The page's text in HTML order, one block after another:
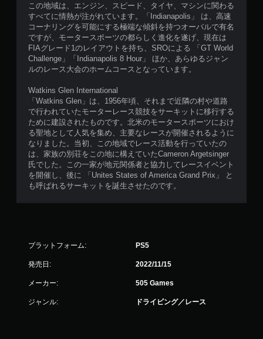
この地域は、エンジン、スピード、タイヤ、マシンに関わる
すべてに情熱が注がれています。「Indianapolis」 は、高速
コーナリングを可能にする極端な傾斜を持つオーバルで有名
ですが、モータースポーツの都らしく進化を遂げ、現在は
FIAグレード1のレイアウトを持ち、SROによる 「GT World
Challenge」「Indianapolis 8 Hour」 ほか、あらゆるジャン
ルのレース大会のホームコースとなっています。
Watkins Glen International
「Watkins Glen」は、1956年頃、それまで近隣の村や道路
で行われていたモーターレース競技をサーキットに移行する
ために建設されたものです。北米のモータースポーツにおけ
る聖地として人気を集め、主要なレースが開催されるように
なりました。当初、この地域でレース活動を行っていたの
は、家族の別荘をこの地に構えていたCameron Argetsinger
氏でした。この一家が地元関係者と協力してレースイベント
を開催し、後に 「Unites States of America Grand Prix」 と
も呼ばれるサーキットを誕生させたのです。
プラットフォーム: PS5
発売日: 2022/11/15
メーカー: 505 Games
ジャンル: ドライビング／レース